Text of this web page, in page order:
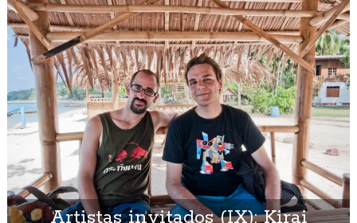
Artistas invitados (IX): Kirai